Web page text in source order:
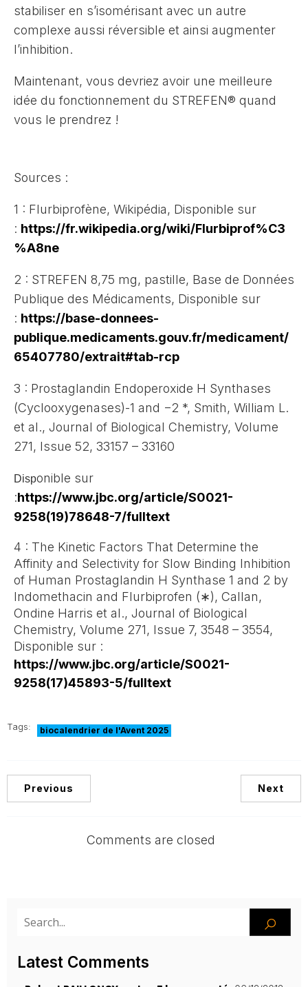
stabiliser en s’isomérisant avec un autre
complexe aussi réversible et ainsi augmenter
l’inhibition.
Maintenant, vous devriez avoir une meilleure
idée du fonctionnement du STREFEN® quand
vous le prendrez !
Sources :
1 : Flurbiprofène, Wikipédia, Disponible sur
: https://fr.wikipedia.org/wiki/Flurbiprof%C3
%A8ne
2 : STREFEN 8,75 mg, pastille, Base de Données
Publique des Médicaments, Disponible sur
: https://base-donnees-
publique.medicaments.gouv.fr/medicament/
65407780/extrait#tab-rcp
3 : Prostaglandin Endoperoxide H Synthases
(Cyclooxygenases)-1 and −2 *, Smith, William L.
et al., Journal of Biological Chemistry, Volume
271, Issue 52, 33157 – 33160
Disponible sur
:https://www.jbc.org/article/S0021-
9258(19)78648-7/fulltext
4 : The Kinetic Factors That Determine the
Affinity and Selectivity for Slow Binding Inhibition
of Human Prostaglandin H Synthase 1 and 2 by
Indomethacin and Flurbiprofen (∗), Callan,
Ondine Harris et al., Journal of Biological
Chemistry, Volume 271, Issue 7, 3548 – 3554,
Disponible sur :
https://www.jbc.org/article/S0021-
9258(17)45893-5/fulltext
Tags: biocalendrier de l'Avent 2025
Previous Next
Comments are closed
Latest Comments